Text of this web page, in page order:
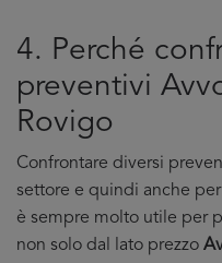
4. Perché
preventivi
Rovigo
Confrontare diversi
settore e quindi anche per
è sempre molto utile per
non solo dal lato prezzo